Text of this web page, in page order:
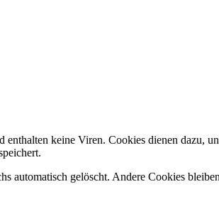
keine Viren. Cookies dienen dazu,
automatisch gelöscht. Andere Cookies